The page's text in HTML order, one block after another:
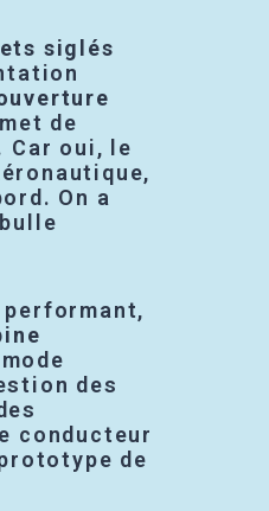
siglés
de
Car oui, le
On a
performant,
des
conducteur
de